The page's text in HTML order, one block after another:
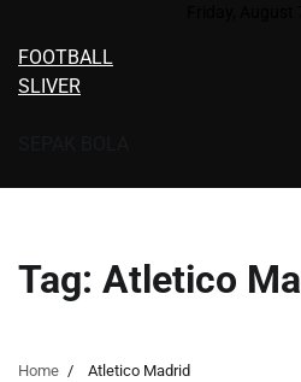
content
FOOTBALL
SLIVER
Tag: Atletico
Home Atletico Madrid